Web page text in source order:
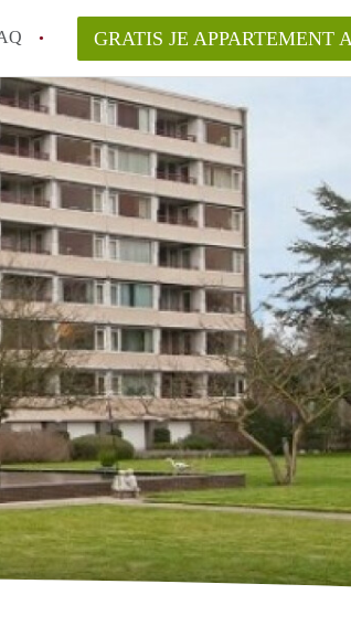
een Appartement in Haarlem?
GRATIS JE APPARTEMENT